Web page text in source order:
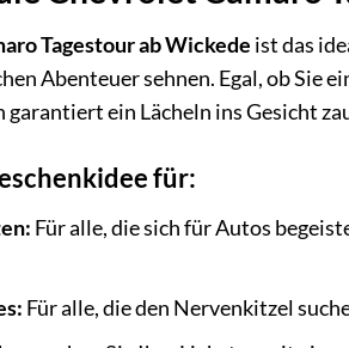
Tagestour ab Wickede ist das
Abenteuer sehnen. Egal, ob Sie
ein Lächeln ins Gesicht
für:
Für alle, die sich für Autos
Für alle, die den Nervenkitzel